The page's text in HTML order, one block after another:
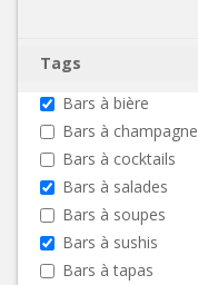
Tags
Bars à bière
Bars à champagne
Bars à cocktails
Bars à salades
Bars à soupes
Bars à sushis
Bars à tapas